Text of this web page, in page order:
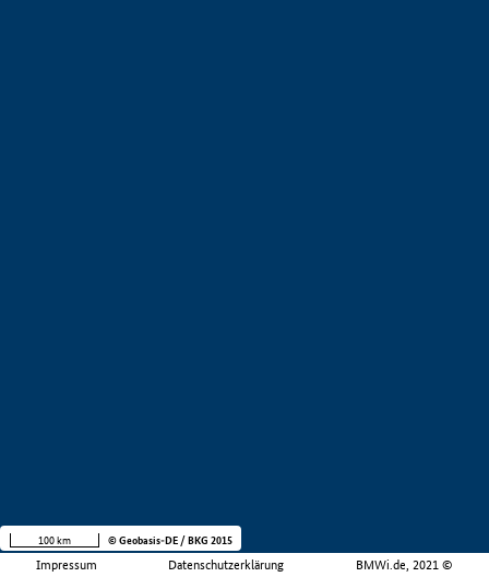
Impressum Datenschutzerklärung BMWi.de, 2021 ©
100 km © Geobasis-DE / BKG 2015